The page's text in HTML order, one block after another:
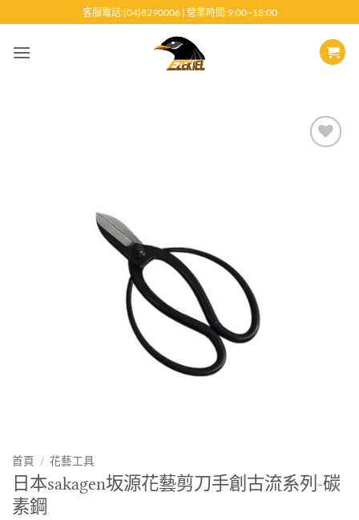
至
客服電話:(04)8290006 | 營業時間:9:00~18:00
首頁 / 花藝工具
日本sakagen坂源花藝剪刀手創古流系列-碳
素鋼